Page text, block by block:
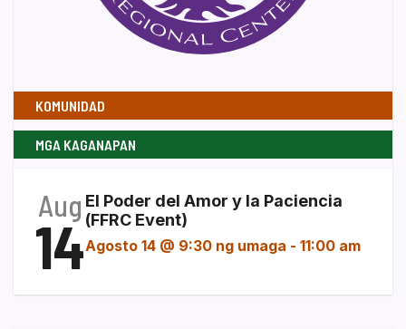
KOMUNIDAD
MGA KAGANAPAN
Aug
14
El Poder del Amor y la Paciencia
(FFRC Event)
Agosto 14 @ 9:30 ng umaga - 11:00 am